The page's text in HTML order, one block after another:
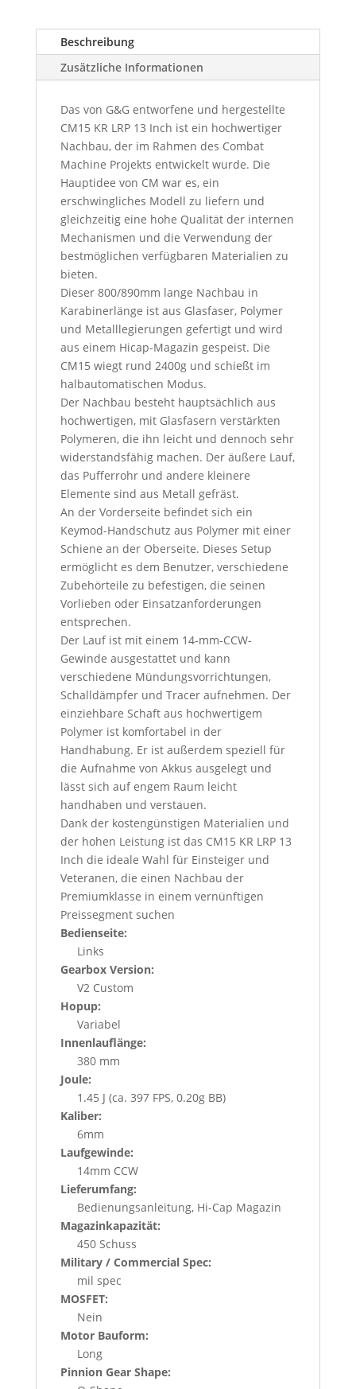
Beschreibung
Zusätzliche Informationen
Das von G&G entworfene und hergestellte
CM15 KR LRP 13 Inch ist ein hochwertiger
Nachbau, der im Rahmen des Combat
Machine Projekts entwickelt wurde. Die
Hauptidee von CM war es, ein
erschwingliches Modell zu liefern und
gleichzeitig eine hohe Qualität der internen
Mechanismen und die Verwendung der
bestmöglichen verfügbaren Materialien zu
bieten.
Dieser 800/890mm lange Nachbau in
Karabinerlänge ist aus Glasfaser, Polymer
und Metalllegierungen gefertigt und wird
aus einem Hicap-Magazin gespeist. Die
CM15 wiegt rund 2400g und schießt im
halbautomatischen Modus.
Der Nachbau besteht hauptsächlich aus
hochwertigen, mit Glasfasern verstärkten
Polymeren, die ihn leicht und dennoch sehr
widerstandsfähig machen. Der äußere Lauf,
das Pufferrohr und andere kleinere
Elemente sind aus Metall gefräst.
An der Vorderseite befindet sich ein
Keymod-Handschutz aus Polymer mit einer
Schiene an der Oberseite. Dieses Setup
ermöglicht es dem Benutzer, verschiedene
Zubehörteile zu befestigen, die seinen
Vorlieben oder Einsatzanforderungen
entsprechen.
Der Lauf ist mit einem 14-mm-CCW-
Gewinde ausgestattet und kann
verschiedene Mündungsvorrichtungen,
Schalldämpfer und Tracer aufnehmen. Der
einziehbare Schaft aus hochwertigem
Polymer ist komfortabel in der
Handhabung. Er ist außerdem speziell für
die Aufnahme von Akkus ausgelegt und
lässt sich auf engem Raum leicht
handhaben und verstauen.
Dank der kostengünstigen Materialien und
der hohen Leistung ist das CM15 KR LRP 13
Inch die ideale Wahl für Einsteiger und
Veteranen, die einen Nachbau der
Premiumklasse in einem vernünftigen
Preissegment suchen
Bedienseite:
Links
Gearbox Version:
V2 Custom
Hopup:
Variabel
Innenlauflänge:
380 mm
Joule:
1.45 J (ca. 397 FPS, 0.20g BB)
Kaliber:
6mm
Laufgewinde:
14mm CCW
Lieferumfang:
Bedienungsanleitung, Hi-Cap Magazin
Magazinkapazität:
450 Schuss
Military / Commercial Spec:
mil spec
MOSFET:
Nein
Motor Bauform:
Long
Pinnion Gear Shape: